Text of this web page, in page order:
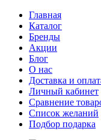
Главная
Каталог
Бренды
Акции
Блог
О нас
Доставка и
Личный кабинет
Сравнение
Список желаний
Подбор подарка